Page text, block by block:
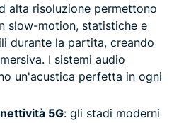
alta risoluzione permettono
slow-motion, statistiche e
durante la partita, creando
I sistemi audio
un'acustica perfetta in ogni
5G: gli stadi moderni